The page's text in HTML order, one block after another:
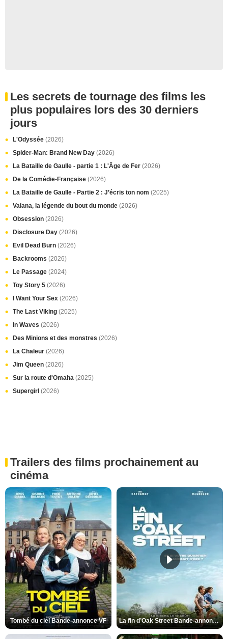
Les secrets de tournage des films les
plus populaires lors des 30 derniers
jours
L'Odyssée (2026)
Spider-Man: Brand New Day (2026)
La Bataille de Gaulle - partie 1 : L'Âge de Fer (2026)
De la Comédie-Française (2026)
La Bataille de Gaulle - Partie 2 : J’écris ton nom (2025)
Vaiana, la légende du bout du monde (2026)
Obsession (2026)
Disclosure Day (2026)
Evil Dead Burn (2026)
Backrooms (2026)
Le Passage (2024)
Toy Story 5 (2026)
I Want Your Sex (2026)
The Last Viking (2025)
In Waves (2026)
Des Minions et des monstres (2026)
La Chaleur (2026)
Jim Queen (2026)
Sur la route d'Omaha (2025)
Supergirl (2026)
Trailers des films prochainement au
cinéma
Tombé du ciel Bande-annonce VF La fin d’Oak Street Bande-annonce VO STFR